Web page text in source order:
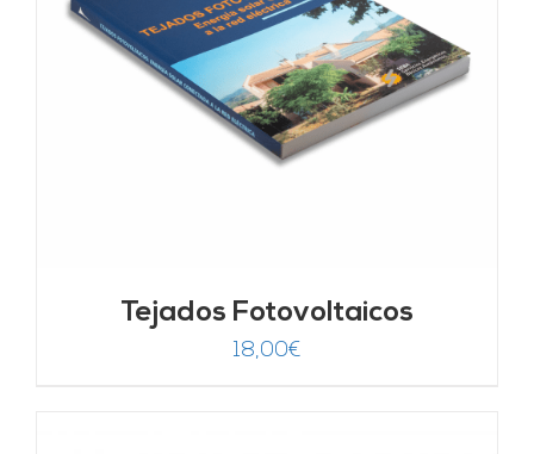
Tejados Fotovoltaicos
18,00€